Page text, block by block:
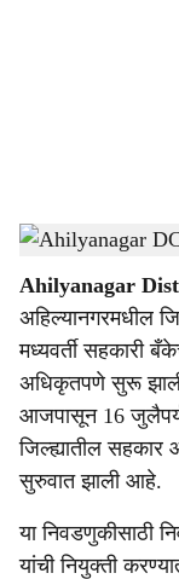
a
r
e
Ahilyanagar DCC Bank
Ahilyanagar
अहिल्यानगरमधील
मध्यवर्ती सहकारी
अधिकृतपणे सुरू
आजपासून 16
जिल्ह्यातील सहकार
सुरुवात झाली आहे.
या निवडणुकीसाठी
यांची नियुक्ती